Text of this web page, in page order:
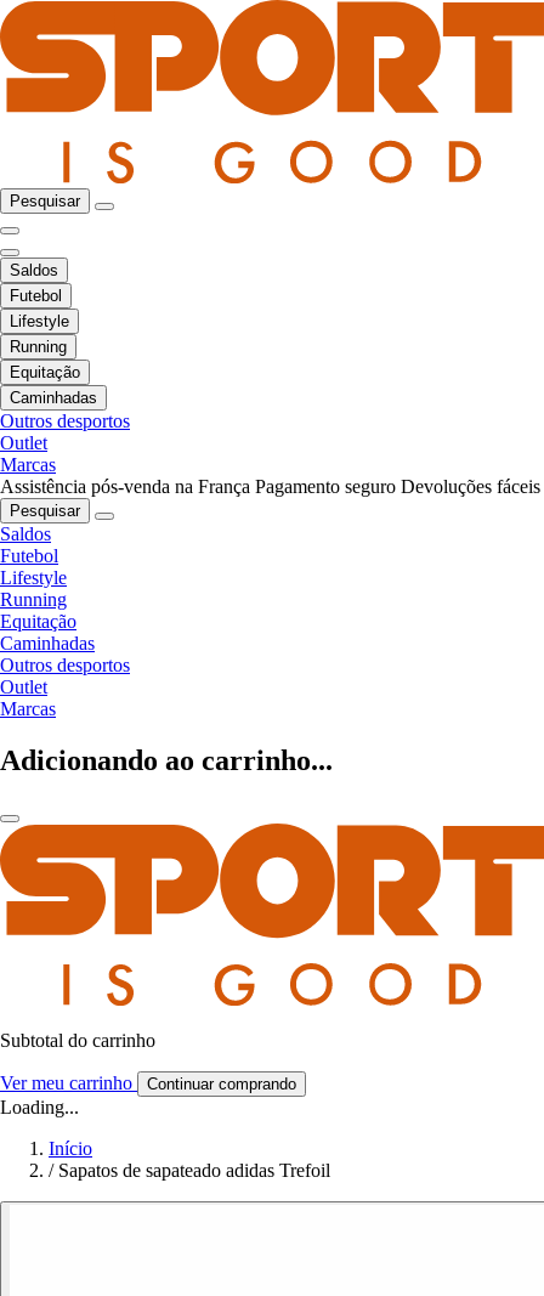
Pesquisar
Saldos
Futebol
Lifestyle
Running
Equitação
Caminhadas
Outros desportos
Outlet
Marcas
Assistência pós-venda na França Pagamento seguro Devoluções fáceis
Pesquisar
Saldos
Futebol
Lifestyle
Running
Equitação
Caminhadas
Outros desportos
Outlet
Marcas
Adicionando ao carrinho...
Subtotal do carrinho
Ver meu carrinho Continuar comprando
Loading...
Início
/ Sapatos de sapateado adidas Trefoil